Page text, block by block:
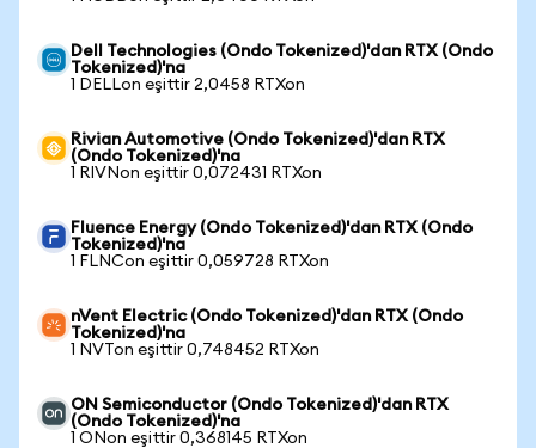
Dell Technologies (Ondo Tokenized)'dan RTX (Ondo
Tokenized)'na
1 DELLon eşittir 2,0458 RTXon
Rivian Automotive (Ondo Tokenized)'dan RTX
(Ondo Tokenized)'na
1 RIVNon eşittir 0,072431 RTXon
Fluence Energy (Ondo Tokenized)'dan RTX (Ondo
Tokenized)'na
1 FLNCon eşittir 0,059728 RTXon
nVent Electric (Ondo Tokenized)'dan RTX (Ondo
Tokenized)'na
1 NVTon eşittir 0,748452 RTXon
ON Semiconductor (Ondo Tokenized)'dan RTX
(Ondo Tokenized)'na
1 ONon eşittir 0,368145 RTXon